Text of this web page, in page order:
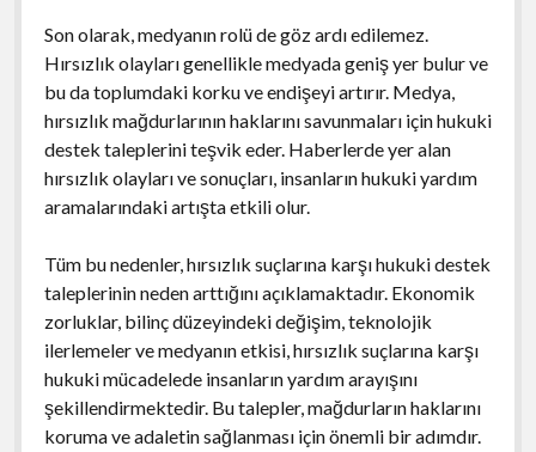
Son olarak, medyanın rolü de göz ardı edilemez.
Hırsızlık olayları genellikle medyada geniş yer bulur ve
bu da toplumdaki korku ve endişeyi artırır. Medya,
hırsızlık mağdurlarının haklarını savunmaları için hukuki
destek taleplerini teşvik eder. Haberlerde yer alan
hırsızlık olayları ve sonuçları, insanların hukuki yardım
aramalarındaki artışta etkili olur.
Tüm bu nedenler, hırsızlık suçlarına karşı hukuki destek
taleplerinin neden arttığını açıklamaktadır. Ekonomik
zorluklar, bilinç düzeyindeki değişim, teknolojik
ilerlemeler ve medyanın etkisi, hırsızlık suçlarına karşı
hukuki mücadelede insanların yardım arayışını
şekillendirmektedir. Bu talepler, mağdurların haklarını
koruma ve adaletin sağlanması için önemli bir adımdır.